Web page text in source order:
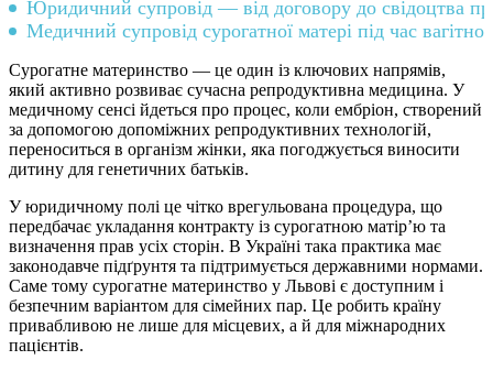
Юридичний супровід — від договору до свідоцтва
Медичний супровід сурогатної матері під час
Сурогатне материнство — це один із ключових напрямів,
який активно розвиває сучасна репродуктивна медицина. У
медичному сенсі йдеться про процес, коли ембріон, створений
за допомогою допоміжних репродуктивних технологій,
переноситься в організм жінки, яка погоджується виносити
дитину для генетичних батьків.
У юридичному полі це чітко врегульована процедура, що
передбачає укладання контракту із сурогатною матір’ю та
визначення прав усіх сторін. В Україні така практика має
законодавче підґрунтя та підтримується державними нормами.
Саме тому сурогатне материнство у Львові є доступним і
безпечним варіантом для сімейних пар. Це робить країну
привабливою не лише для місцевих, а й для міжнародних
пацієнтів.